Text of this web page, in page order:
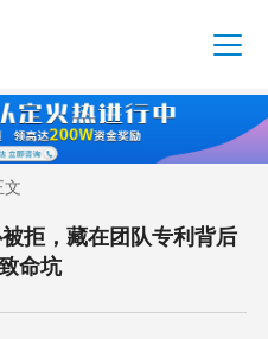
文
拒，藏在团队专利背后
命坑